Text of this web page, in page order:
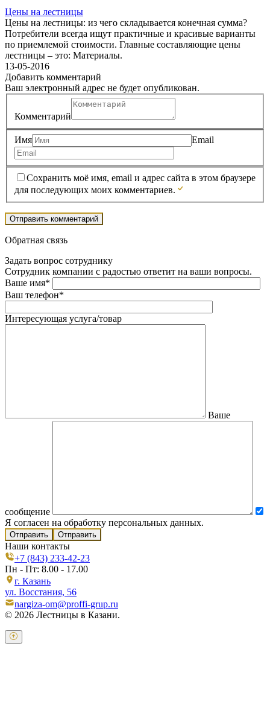
Цены на лестницы
Цены на лестницы: из чего складывается конечная сумма?
Потребители всегда ищут практичные и красивые варианты
по приемлемой стоимости. Главные составляющие цены
лестницы – это: Материалы.
13-05-2016
Добавить комментарий
Ваш электронный адрес не будет опубликован.
Комментарий
Имя Email
Сохранить моё имя, email и адрес сайта в этом браузере
для последующих моих комментариев.
Обратная связь
Задать вопрос сотруднику
Сотрудник компании с радостью ответит на ваши вопросы.
Ваше имя*
Ваш телефон*
Интересующая услуга/товар
Ваше
сообщение
Я согласен на обработку персональных данных.
Отправить
Наши контакты
+7 (843) 233-42-23
Пн - Пт: 8.00 - 17.00
г. Казань
ул. Восстания, 56
nargiza-om@proffi-grup.ru
© 2026 Лестницы в Казани.